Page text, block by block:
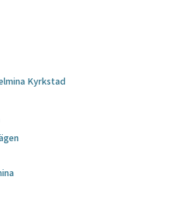
Kyrkstad